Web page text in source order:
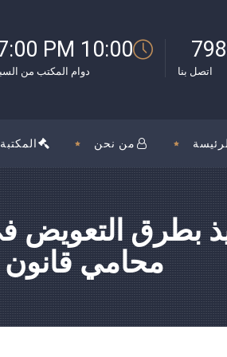
10:00 AM - 7:00 PM
دوام المكتب من اتصل بنا
المكتبة من نحن
بطرق
محامي